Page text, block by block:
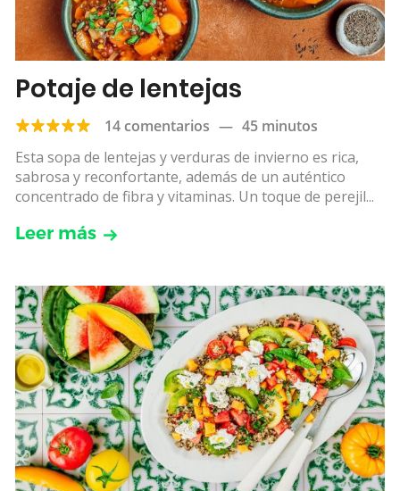
Potaje de lentejas
14 comentarios — 45 minutos
Esta sopa de lentejas y verduras de invierno es rica,
sabrosa y reconfortante, además de un auténtico
concentrado de fibra y vitaminas. Un toque de perejil...
Leer más